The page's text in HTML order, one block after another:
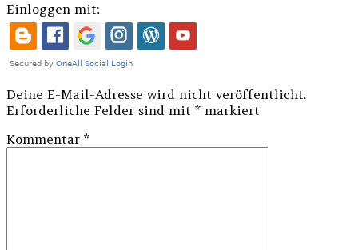
Einloggen mit:
Deine E-Mail-Adresse wird nicht veröffentlicht.
Erforderliche Felder sind mit * markiert
Kommentar *